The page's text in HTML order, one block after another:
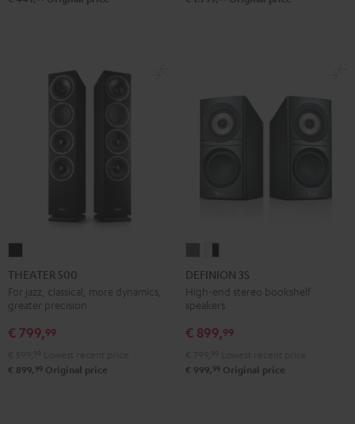
500
Black
THEATER 500
For jazz, classical, more dynamics,
greater precision
€ 799,99
€ 899, 99 Original price
3S
anthracite
3S
white
-
black
DEFINION 3S
High-end stereo bookshelf
speakers
€ 899,99
€ 999, 99 Original price